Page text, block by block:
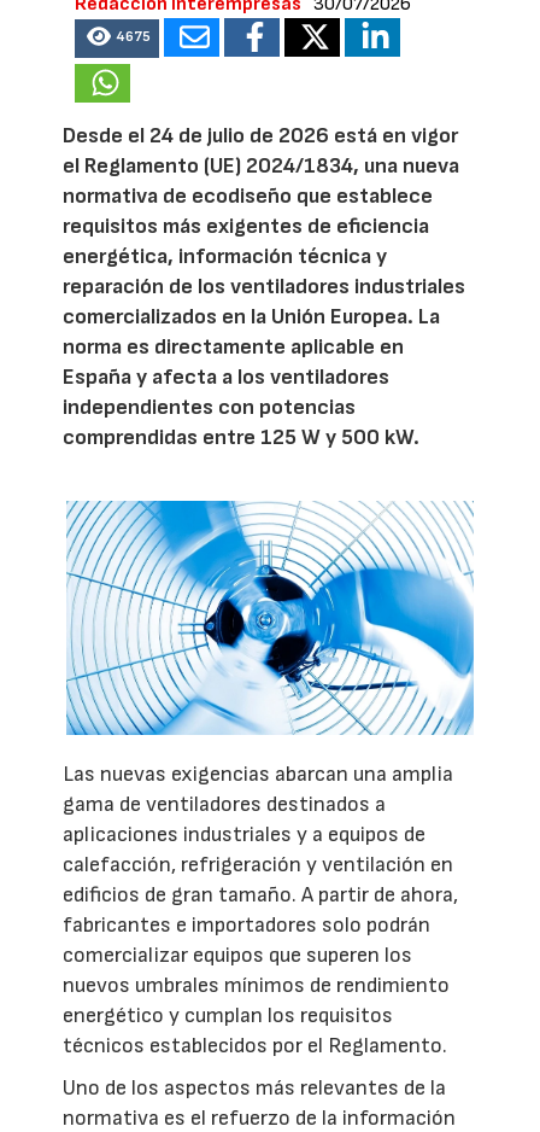
4675
Desde el 24 de julio de 2026 está en vigor
el Reglamento (UE) 2024/1834, una nueva
normativa de ecodiseño que establece
requisitos más exigentes de eficiencia
energética, información técnica y
reparación de los ventiladores industriales
comercializados en la Unión Europea. La
norma es directamente aplicable en
España y afecta a los ventiladores
independientes con potencias
comprendidas entre 125 W y 500 kW.
Las nuevas exigencias abarcan una amplia
gama de ventiladores destinados a
aplicaciones industriales y a equipos de
calefacción, refrigeración y ventilación en
edificios de gran tamaño. A partir de ahora,
fabricantes e importadores solo podrán
comercializar equipos que superen los
nuevos umbrales mínimos de rendimiento
energético y cumplan los requisitos
técnicos establecidos por el Reglamento.
Uno de los aspectos más relevantes de la
normativa es el refuerzo de la información